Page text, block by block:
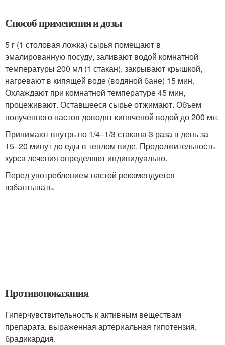
Способ применения и дозы
5 г (1 столовая ложка) сырья помещают в
эмалированную посуду, заливают водой комнатной
температуры 200 мл (1 стакан), закрывают крышкой,
нагревают в кипящей воде (водяной бане) 15 мин.
Охлаждают при комнатной температуре 45 мин,
процеживают. Оставшееся сырье отжимают. Объем
полученного настоя доводят кипяченой водой до 200 мл.
Принимают внутрь по 1/4–1/3 стакана 3 раза в день за
15–20 минут до еды в теплом виде. Продолжительность
курса лечения определяют индивидуально.
Перед употреблением настой рекомендуется
взбалтывать.
Противопоказания
Гиперчувствительность к активным веществам
препарата, выраженная артериальная гипотензия,
брадикардия.